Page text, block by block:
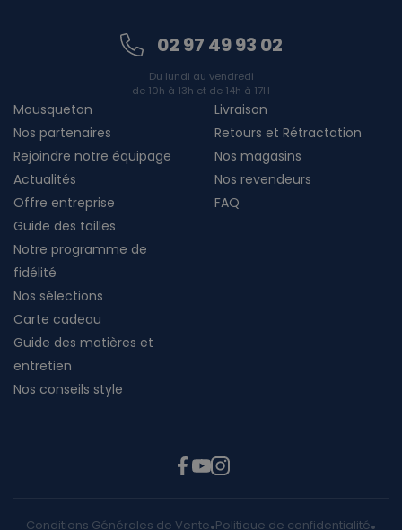
02 97 49 93 02
Du lundi au vendredi
de 10h à 13h et de 14h à 17H
Mousqueton
Nos partenaires
Rejoindre notre équipage
Actualités
Offre entreprise
Livraison
Retours et Rétractation
Nos magasins
Nos revendeurs
FAQ
Guide des tailles
Notre programme de
fidélité
Nos sélections
Carte cadeau
Guide des matières et
entretien
Nos conseils style
Conditions Générales de Vente Politique de confidentialité